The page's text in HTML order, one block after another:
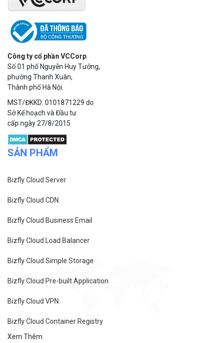
Công ty cổ phần VCCorp
Số 01 phố Nguyễn Huy Tưởng,
phường Thanh Xuân,
Thành phố Hà Nội.
MST/ĐKKD: 0101871229 do
Sở Kế hoạch và Đầu tư
cấp ngày 27/8/2015
SẢN PHẨM
Bizfly Cloud Server
Bizfly Cloud CDN
Bizfly Cloud Business Email
Bizfly Cloud Load Balancer
Bizfly Cloud Simple Storage
Bizfly Cloud Pre-built Application
Bizfly Cloud VPN
Bizfly Cloud Container Registry
Xem Thêm